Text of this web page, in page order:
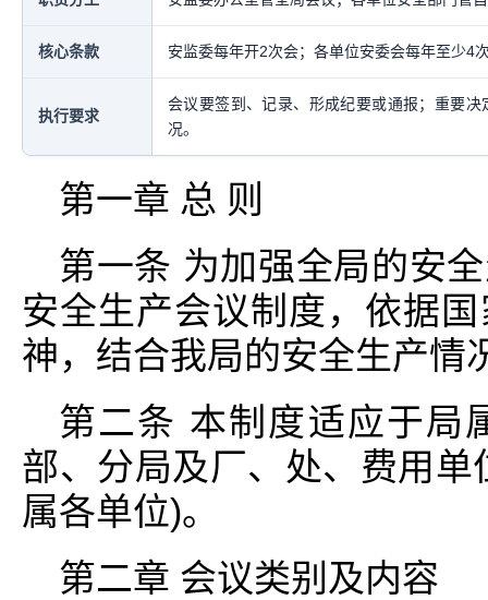
核心条款 安监委每年开2次会；各单位安委会每年至少4
执行要求
会议要签到、记录、形成纪要或通报；重要
况。
第一章 总 则
第一条 为加强全局的安
安全生产会议制度，依据
神，结合我局的安全生产情
第二条 本制度适应于局
部、分局及厂、处、费用
属各单位)。
第二章 会议类别及内容